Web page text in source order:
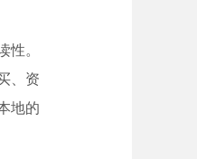
性。
、资
地的